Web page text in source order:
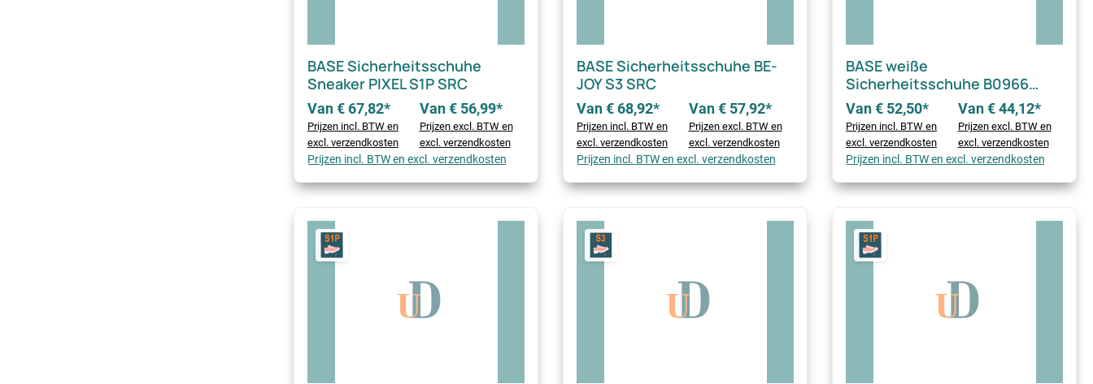
BASE Sicherheitsschuhe
Sneaker PIXEL S1P SRC
Van € 67,82*
Prijzen incl. BTW en
excl. verzendkosten
Van € 56,99*
Prijzen excl. BTW en
excl. verzendkosten
Prijzen incl. BTW en excl. verzendkosten
BASE Sicherheitsschuhe BE-
JOY S3 SRC
Van € 68,92*
Prijzen incl. BTW en
excl. verzendkosten
Van € 57,92*
Prijzen excl. BTW en
excl. verzendkosten
Prijzen incl. BTW en excl. verzendkosten
BASE weiße
Sicherheitsschuhe B0966
KUMA TOP S2 SRC
Van € 52,50*
Prijzen incl. BTW en
excl. verzendkosten
Van € 44,12*
Prijzen excl. BTW en
excl. verzendkosten
Prijzen incl. BTW en excl. verzendkosten